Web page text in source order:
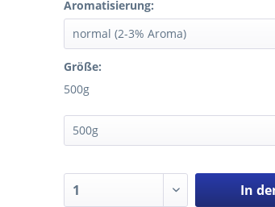
Aromatisierung:
Größe:
500g
In